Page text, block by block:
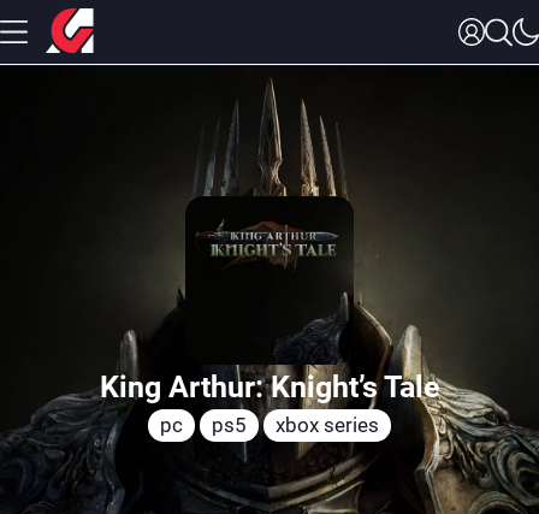
King Arthur: Knight’s Tale
pc ps5 xbox series